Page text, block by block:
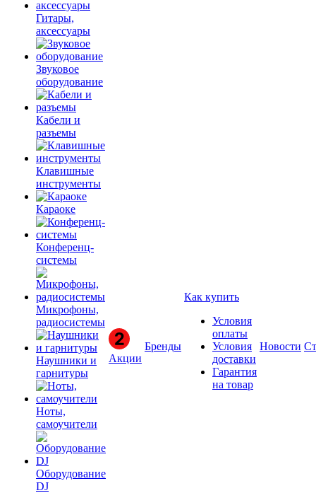
Гитары,
аксессуары
Звуковое
оборудование
Кабели и
разъемы
Клавишные
инструменты
Караоке
Конференц-
системы
Микрофоны,
радиосистемы
Наушники и
гарнитуры
Ноты,
самоучители
Оборудование
DJ
Акции
Бренды
Как купить
Условия
оплаты
Условия
доставки
Гарантия
на товар
Новости